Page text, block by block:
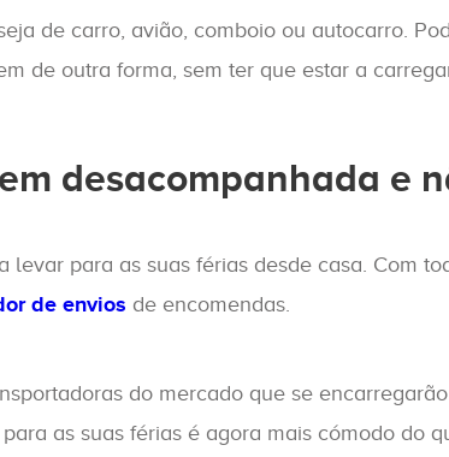
de carro, avião, comboio ou autocarro.
de outra forma, sem ter que estar a
desacompanhada e
levar para as suas férias desde casa. Com
de envios de encomendas.
do mercado que se
para as suas férias é agora mais cómodo do